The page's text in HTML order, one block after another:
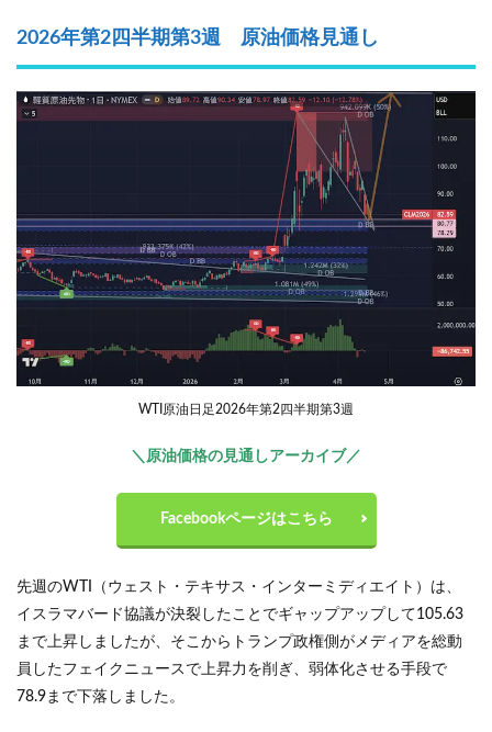
2026年第2四半期第3週 原油価格見通し
WTI原油日足2026年第2四半期第3週
＼原油価格の見通しアーカイブ／
Facebookページはこちら
先週のWTI（ウェスト・テキサス・インターミディエイト）は、
イスラマバード協議が決裂したことでギャップアップして105.63
まで上昇しましたが、そこからトランプ政権側がメディアを総動
員したフェイクニュースで上昇力を削ぎ、弱体化させる手段で
78.9まで下落しました。